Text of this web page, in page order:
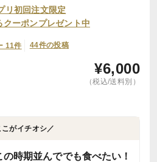
リ初回注文限定
クーポンプレゼント中
11件 44件の投稿
¥6,000
（税込/送料別）
こがイチオシ／
時期並んででも食べたい！